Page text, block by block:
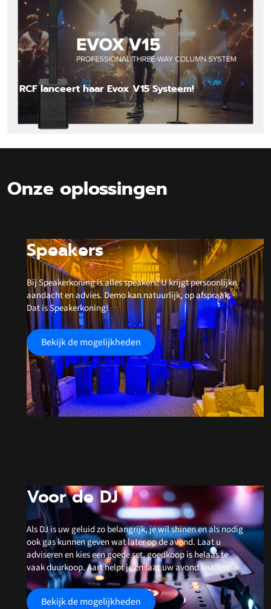
RCF lanceert haar Evox V15 Systeem!
Lees nieuwsbericht
Onze oplossingen
Speakers
Bij Speakerkoning is alles speakers! U krijgt persoonlijke
aandacht en advies. Demo kan natuurlijk, op afspraak.
Dat is Speakerkoning!
Bekijk de mogelijkheden
Voor de DJ
Als DJ is uw geluid zo belangrijk, je wil shinen en als nodig
ook gas kunnen geven wat later op de avond. Laat u
adviseren en kies een goede set, goedkoop is helaas te
vaak duurkoop. Aart helpt je en laat uw avond knallen!
Bekijk de mogelijkheden